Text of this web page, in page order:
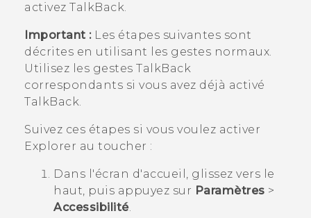
activez TalkBack.
Important :Les étapes suivantes sont
décrites en utilisant les gestes normaux.
Utilisez les gestes TalkBack
correspondants si vous avez déjà activé
TalkBack.
Suivez ces étapes si vous voulez activer
Explorer au toucher :
Dans l'écran d'accueil , glissez vers le
haut, puis appuyez sur Paramètres >
Accessibilité.